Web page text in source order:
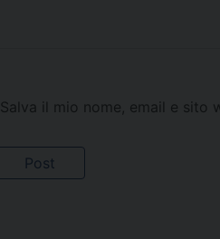
Salva il mio nome, email e sito